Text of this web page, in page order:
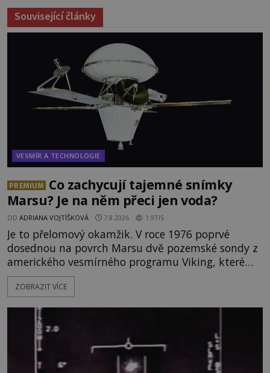
Související články
VESMÍR A TECHNOLOGIE
PREMIUM
Co zachycují tajemné snímky
Marsu? Je na něm přeci jen voda?
OD ADRIANA VOJTÍŠKOVÁ 7.8.2026 1.9TIS
Je to přelomový okamžik. V roce 1976 poprvé
dosednou na povrch Marsu dvě pozemské sondy z
amerického vesmírného programu Viking, které
jsou schopny pořídit fotografie záhadami
opředené rudé planety. Viking 1 zde zaznamená
zvané Cydonie totiž zachytí podivný útvar
připomínající lidskou tvář. NASA (Národní úřad
ZOBRAZIT VÍCE